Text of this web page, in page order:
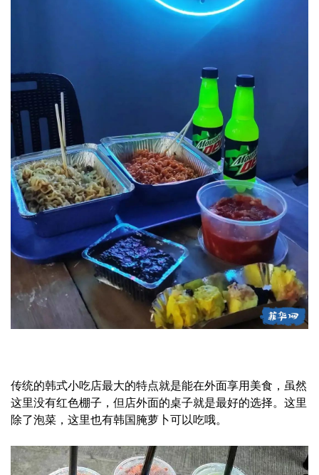
传统的韩式小吃店最大的特点就是能在外面享用美食，虽然
这里没有红色棚子，但店外面的桌子就是最好的选择。这里
除了泡菜，这里也有韩国腌萝卜可以吃哦。